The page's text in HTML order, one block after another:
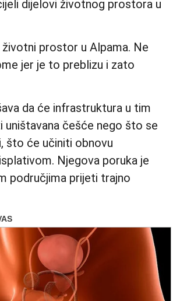
dijelovi životnog prostora u
prostor u Alpama. Ne
jer je to preblizu i zato
da će infrastruktura u tim
uništavana češće nego što se
što će učiniti obnovu
Njegova poruka je
područjima prijeti trajno